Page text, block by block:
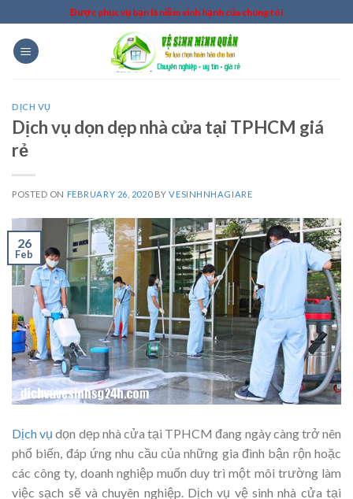
to
content
Được phục vụ bạn là niềm vinh hạnh của chúng tôi
DỊCH VỤ
Dịch vụ dọn dẹp nhà cửa tại TPHCM giá
rẻ
POSTED ON FEBRUARY 26, 2020BYVESINHNHAGIARE
26
Feb
Dịch vụ dọn dẹp nhà cửa tại TPHCM đang ngày càng trở nên
phổ biến, đáp ứng nhu cầu của những gia đình bận rộn hoặc
các công ty, doanh nghiệp muốn duy trì một môi trường làm
việc sạch sẽ và chuyên nghiệp. Dịch vụ vệ sinh nhà cửa tại